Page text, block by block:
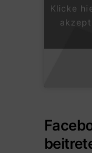
Klicke